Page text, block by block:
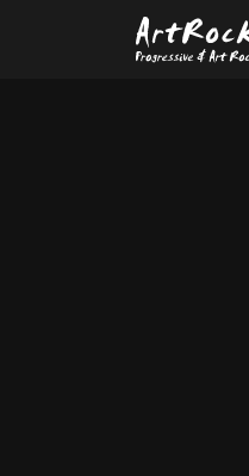
Przejdź do treści głównej